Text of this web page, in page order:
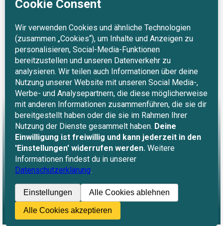
Impressum
Datenschutz
Barrierefreiheit
Kontakt
info(at)eder-consulting.de
Folgen
©2026.
Eder Consulting -
Die KI-Botschafter